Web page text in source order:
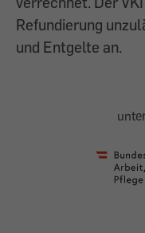
Refundierung
und Entgelte an.